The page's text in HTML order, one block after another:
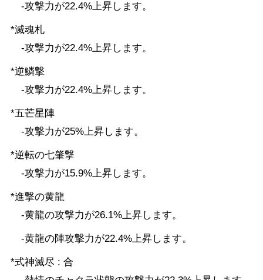
-攻撃力が22.4%上昇します。
*滅魂札
-攻撃力が22.4%上昇します。
*逆鱗撃
-攻撃力が22.4%上昇します。
*五芒星陣
-攻撃力が25%上昇します。
*逆転の七肇撃
-攻撃力が15.9%上昇します。
*進撃の黄龍
-黄龍の攻撃力が26.1%上昇します。
-黄龍の陣攻撃力が22.4%上昇します。
*式神滅尽 : 合